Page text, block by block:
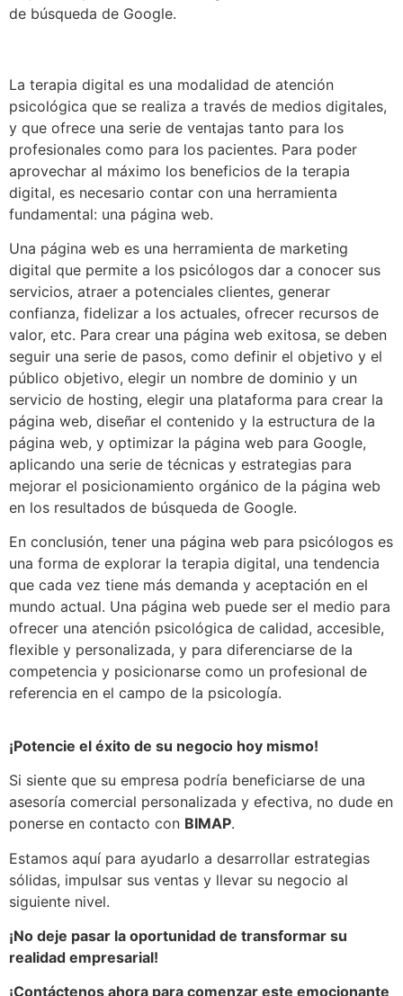
de búsqueda de Google.
La terapia digital es una modalidad de atención
psicológica que se realiza a través de medios digitales,
y que ofrece una serie de ventajas tanto para los
profesionales como para los pacientes. Para poder
aprovechar al máximo los beneficios de la terapia
digital, es necesario contar con una herramienta
fundamental: una página web.
Una página web es una herramienta de marketing
digital que permite a los psicólogos dar a conocer sus
servicios, atraer a potenciales clientes, generar
confianza, fidelizar a los actuales, ofrecer recursos de
valor, etc. Para crear una página web exitosa, se deben
seguir una serie de pasos, como definir el objetivo y el
público objetivo, elegir un nombre de dominio y un
servicio de hosting, elegir una plataforma para crear la
página web, diseñar el contenido y la estructura de la
página web, y optimizar la página web para Google,
aplicando una serie de técnicas y estrategias para
mejorar el posicionamiento orgánico de la página web
en los resultados de búsqueda de Google.
En conclusión, tener una página web para psicólogos es
una forma de explorar la terapia digital, una tendencia
que cada vez tiene más demanda y aceptación en el
mundo actual. Una página web puede ser el medio para
ofrecer una atención psicológica de calidad, accesible,
flexible y personalizada, y para diferenciarse de la
competencia y posicionarse como un profesional de
referencia en el campo de la psicología.
¡Potencie el éxito de su negocio hoy mismo!
Si siente que su empresa podría beneficiarse de una
asesoría comercial personalizada y efectiva, no dude en
ponerse en contacto con BIMAP.
Estamos aquí para ayudarlo a desarrollar estrategias
sólidas, impulsar sus ventas y llevar su negocio al
siguiente nivel.
¡No deje pasar la oportunidad de transformar su
realidad empresarial!
¡Contáctenos ahora para comenzar este emocionante